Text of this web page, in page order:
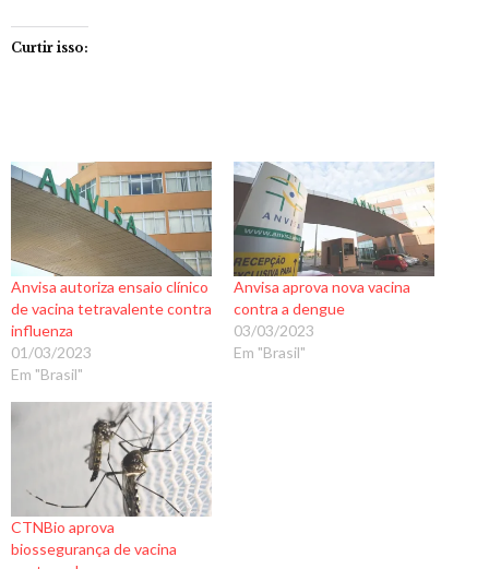
Curtir isso:
Anvisa autoriza ensaio clínico
de vacina tetravalente contra
influenza
01/03/2023
Em "Brasil"
Anvisa aprova nova vacina
contra a dengue
03/03/2023
Em "Brasil"
CTNBio aprova
biossegurança de vacina